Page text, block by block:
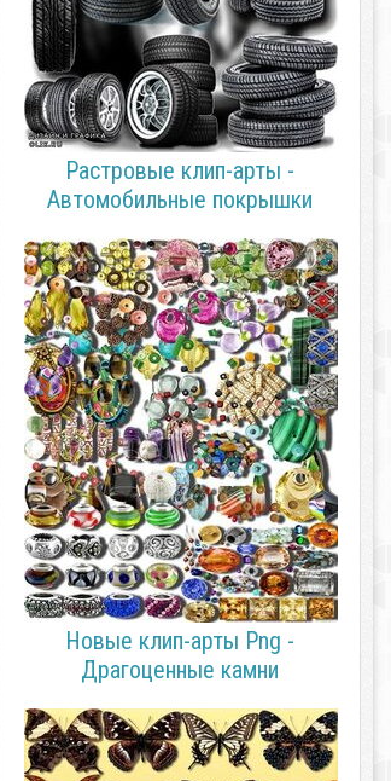
Растровые клип-арты -
Автомобильные покрышки
Новые клип-арты Png -
Драгоценные камни